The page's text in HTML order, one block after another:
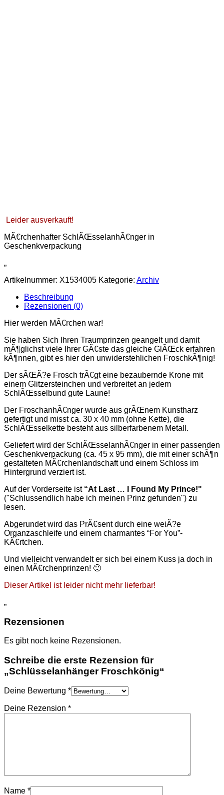
Leider ausverkauft!
MÃ€rchenhafter SchlÃŒsselanhÃ€nger in
Geschenkverpackung
„
Artikelnummer: X1534005 Kategorie: Archiv
Beschreibung
Rezensionen (0)
Hier werden MÃ€rchen war!
Sie haben Sich Ihren Traumprinzen geangelt und damit
mÃ¶glichst viele Ihrer GÃ€ste das gleiche GlÃŒck erfahren
kÃ¶nnen, gibt es hier den unwiderstehlichen FroschkÃ¶nig!
Der sÃŒÃ?e Frosch trÃ€gt eine bezaubernde Krone mit
einem Glitzersteinchen und verbreitet an jedem
SchlÃŒsselbund gute Laune!
Der FroschanhÃ€nger wurde aus grÃŒnem Kunstharz
gefertigt und misst ca. 30 x 40 mm (ohne Kette), die
SchlÃŒsselkette besteht aus silberfarbenem Metall.
Geliefert wird der SchlÃŒsselanhÃ€nger in einer passenden
Geschenkverpackung (ca. 45 x 95 mm), die mit einer schÃ¶n
gestalteten MÃ€rchenlandschaft und einem Schloss im
Hintergrund verziert ist.
Auf der Vorderseite ist “At Last … I Found My Prince!"
("Schlussendlich habe ich meinen Prinz gefunden") zu
lesen.
Abgerundet wird das PrÃ€sent durch eine weiÃ?e
Organzaschleife und einem charmantes “For You”-
KÃ€rtchen.
Und vielleicht verwandelt er sich bei einem Kuss ja doch in
einen MÃ€rchenprinzen! 🙂
Dieser Artikel ist leider nicht mehr lieferbar!
„
Rezensionen
Es gibt noch keine Rezensionen.
Schreibe die erste Rezension für
„Schlüsselanhänger Froschkönig“
Deine Bewertung *
Deine Rezension *
Name *